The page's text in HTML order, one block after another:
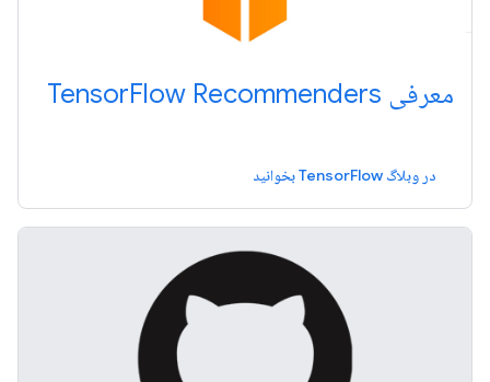
معرفی TensorFlow Recommenders
در وبلاگ TensorFlow بخوانید